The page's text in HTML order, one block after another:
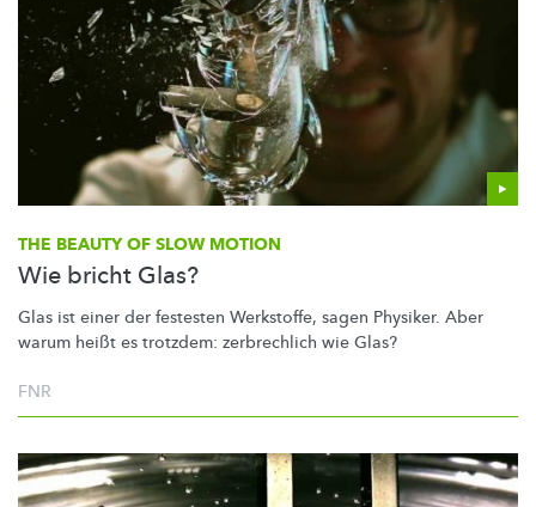
THE BEAUTY OF SLOW MOTION
Wie bricht Glas?
Glas ist einer der festesten Werkstoffe, sagen Physiker. Aber
warum heißt es trotzdem: zerbrechlich wie Glas?
FNR